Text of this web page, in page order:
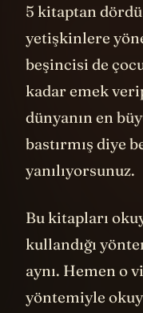
5 kitaptan
yetişkinlere
beşincisi de
kadar emek
dünyanın en
bastırmış diye
yanılıyorsunuz.
Bu kitapları
kullandığı
aynı. Hemen o
yöntemiyle